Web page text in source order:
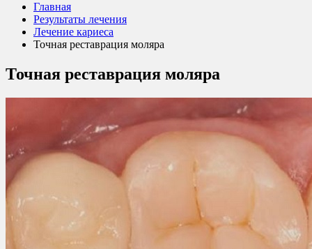
Главная
Результаты лечения
Лечение кариеса
Точная реставрация моляра
Точная реставрация моляра